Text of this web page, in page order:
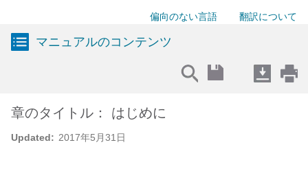
偏向のない言語 翻訳について
マニュアルのコンテンツ
Updated: 2017年5月31日
章のタイトル： はじめに